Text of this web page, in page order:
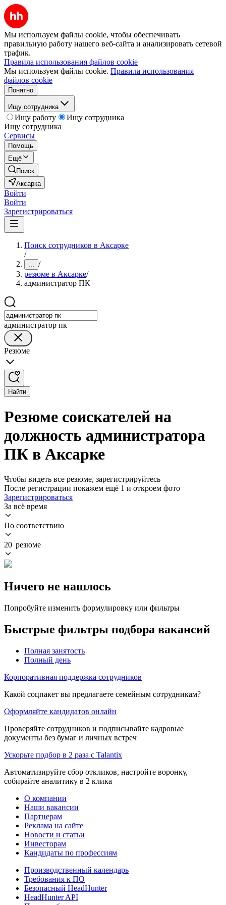
Мы используем файлы cookie, чтобы обеспечивать
правильную работу нашего веб-сайта и анализировать сетевой
трафик.
Правила использования файлов cookie
Мы используем файлы cookie. Правила использования
файлов cookie
Понятно
Ищу сотрудника
Ищу работу
Ищу сотрудника
Ищу сотрудника
Сервисы
Помощь
Ещё
Поиск
Аксарка
Войти
Войти
Зарегистрироваться
Поиск сотрудников в Аксарке
/
... /
резюме в Аксарке/
администратор ПК
администратор пк
Резюме
Найти
Резюме соискателей на
должность администратора
ПК в Аксарке
Чтобы видеть все резюме, зарегистрируйтесь
После регистрации покажем ещё 1 и откроем фото
Зарегистрироваться
За всё время
По соответствию
20 резюме
Ничего не нашлось
Попробуйте изменить формулировку или фильтры
Быстрые фильтры подбора вакансий
Полная занятость
Полный день
Корпоративная поддержка сотрудников
Какой соцпакет вы предлагаете семейным сотрудникам?
Оформляйте кандидатов онлайн
Проверяйте сотрудников и подписывайте кадровые
документы без бумаг и личных встреч
Ускорьте подбор в 2 раза с Talantix
Автоматизируйте сбор откликов, настройте воронку,
собирайте аналитику в 2 клика
О компании
Наши вакансии
Партнерам
Реклама на сайте
Новости и статьи
Инвесторам
Кандидаты по профессиям
Производственный календарь
Требования к ПО
Безопасный HeadHunter
HeadHunter API